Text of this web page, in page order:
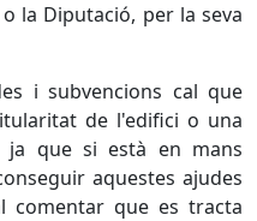
la Diputació, per la seva
i subvencions cal que
de l'edifici o una
ja que si està en mans
aquestes ajudes
comentar que es tracta